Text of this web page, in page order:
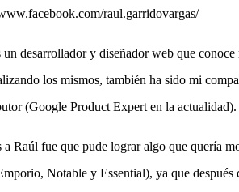
raul.garridovargas/
un desarrollador y diseñador web que
los mismos, también ha sido mi
(Google Product Expert en la actualidad).
a Raúl fue que pude lograr algo que quería
Notable y Essential), ya que